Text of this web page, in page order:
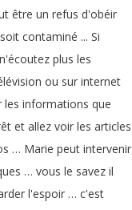
être un refus d'obéir
soit contaminé ... Si
n'écoutez plus les
ou sur internet
les informations que
et allez voir les articles
… Marie peut intervenir
… vous le savez il
l'espoir … c'est